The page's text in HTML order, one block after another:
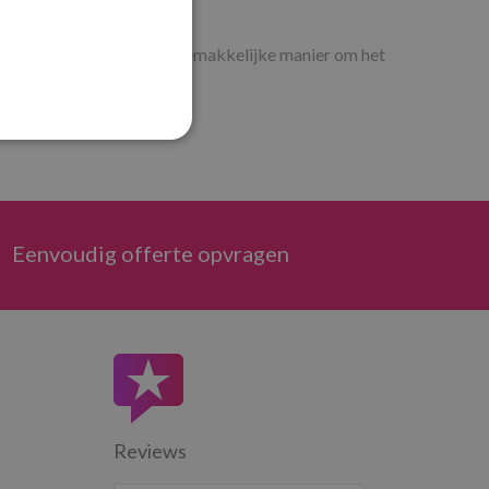
De perfecte en gemakkelijke manier om het
Eenvoudig offerte opvragen
Reviews